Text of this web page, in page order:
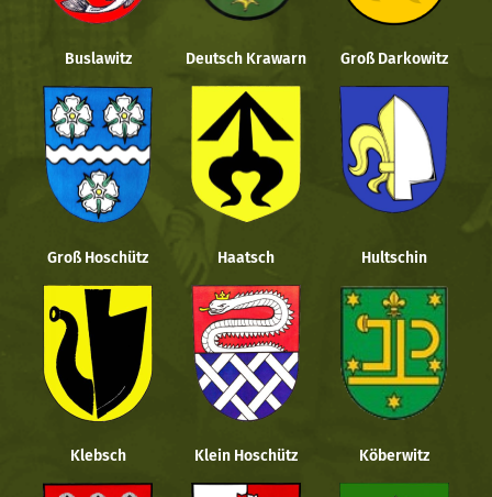
Buslawitz Deutsch Krawarn Groß Darkowitz
Groß Hoschütz Haatsch Hultschin
Klebsch Klein Hoschütz Köberwitz